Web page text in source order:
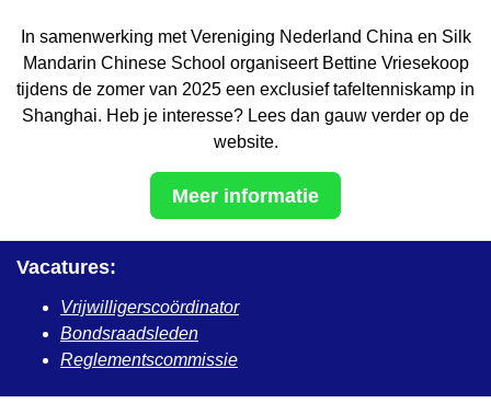
In samenwerking met Vereniging Nederland China en Silk
Mandarin Chinese School organiseert Bettine Vriesekoop
tijdens de zomer van 2025 een exclusief tafeltenniskamp in
Shanghai. Heb je interesse? Lees dan gauw verder op de
website.
Meer informatie
Vacatures:
Vrijwilligerscoördinator
Bondsraadsleden
Reglementscommissie